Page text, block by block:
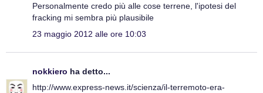
Personalmente credo più alle cose terrene, l'ipotesi del
fracking mi sembra più plausibile
23 maggio 2012 alle ore 10:03
nokkiero ha detto...
http://www.express-news.it/scienza/il-terremoto-era-